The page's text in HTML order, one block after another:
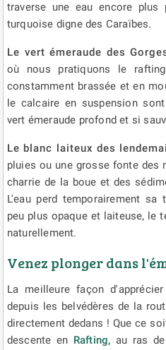
traverse une eau encore
turquoise digne des Caraïbes.
Le vert émeraude des
où nous pratiquons le
constamment brassée et en
le calcaire en suspension
vert émeraude profond et si
Le blanc laiteux des
pluies ou une grosse fonte des
charrie de la boue et des
L'eau perd temporairement sa
peu plus opaque et laiteuse, le
naturellement.
Venez plonger dans
La meilleure façon
depuis les belvédères de la
directement dedans ! Que ce
descente en Rafting, au ras